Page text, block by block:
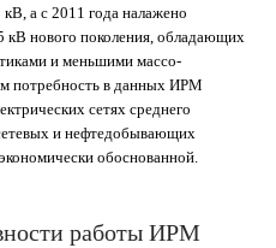
а с 2011 года налажено
нового поколения, обладающих
и меньшими массо-
потребность в данных ИРМ
сетях среднего
и нефтедобывающих
обоснованной.
работы ИРМ